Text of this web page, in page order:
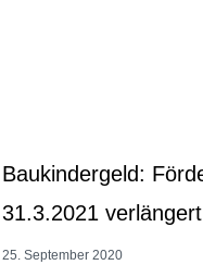
Baukindergeld:
31.3.2021 verlängert
25. September 2020